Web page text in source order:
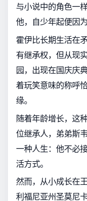
与小说中的角色一
他，自少年起便因
霍伊比长期生活在
有继承权，但从现
园，出现在国庆庆
着玩笑意味的称呼
缘。
随着年龄增长，这
位继承人，弟弟斯
一种人生：他不必
活方式。
然而，从小成长在
利福尼亚州圣莫尼